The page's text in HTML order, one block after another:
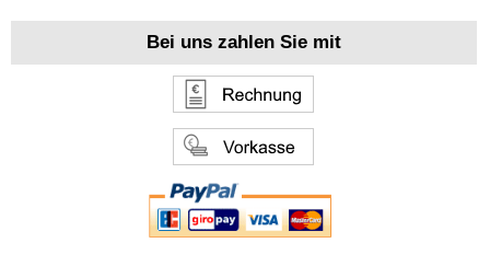
Bei uns zahlen Sie mit